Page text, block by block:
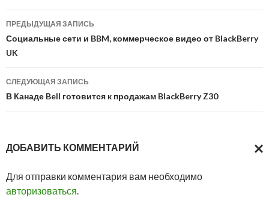
Навигация
по
записям
ПРЕДЫДУЩАЯ ЗАПИСЬ
Социальные сети и BBM, коммерческое видео от BlackBerry
UK
СЛЕДУЮЩАЯ ЗАПИСЬ
В Канаде Bell готовится к продажам BlackBerry Z30
ДОБАВИТЬ КОММЕНТАРИЙ
Для отправки комментария вам необходимо
авторизоваться.